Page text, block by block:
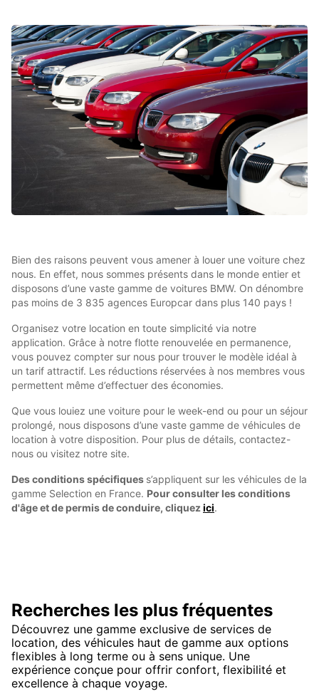
Bien des raisons peuvent vous amener à louer une voiture chez
nous. En effet, nous sommes présents dans le monde entier et
disposons d’une vaste gamme de voitures BMW. On dénombre
pas moins de 3 835 agences Europcar dans plus 140 pays !
Organisez votre location en toute simplicité via notre
application. Grâce à notre flotte renouvelée en permanence,
vous pouvez compter sur nous pour trouver le modèle idéal à
un tarif attractif. Les réductions réservées à nos membres vous
permettent même d’effectuer des économies.
Que vous louiez une voiture pour le week-end ou pour un séjour
prolongé, nous disposons d’une vaste gamme de véhicules de
location à votre disposition. Pour plus de détails, contactez-
nous ou visitez notre site.
Des conditions spécifiques s’appliquent sur les véhicules de la
gamme Selection en France. Pour consulter les conditions
d'âge et de permis de conduire, cliquez ici.
Recherches les plus fréquentes
Découvrez une gamme exclusive de services de
location, des véhicules haut de gamme aux options
flexibles à long terme ou à sens unique. Une
expérience conçue pour offrir confort, flexibilité et
excellence à chaque voyage.